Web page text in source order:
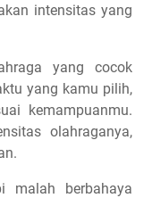
intensitas yang
yang cocok
yang kamu pilih,
kemampuanmu.
olahraganya,
malah berbahaya